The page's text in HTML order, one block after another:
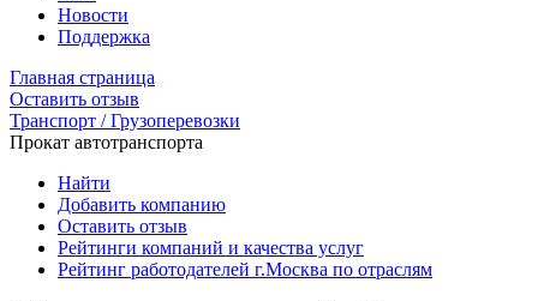
Новости
Поддержка
Главная страница
Оставить отзыв
Транспорт / Грузоперевозки
Прокат автотранспорта
Найти
Добавить компанию
Оставить отзыв
Рейтинги компаний и качества услуг
Рейтинг работодателей г.Москва по отраслям